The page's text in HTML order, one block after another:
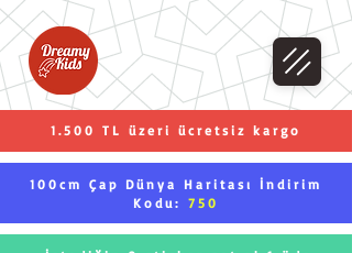
1.500 TL üzeri ücretsiz kargo
100cm Çap Dünya Haritası İndirim
Kodu: 750